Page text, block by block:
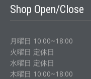
Shop Open/Close
月曜日 10:00~18:00
火曜日 定休日
水曜日 定休日
木曜日 10:00~18:00